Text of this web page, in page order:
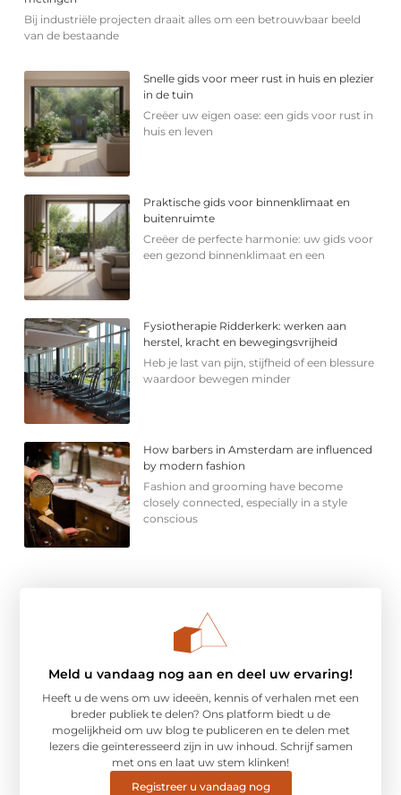
Bij industriële projecten draait alles om een betrouwbaar beeld
van de bestaande
Snelle gids voor meer rust in huis en plezier
in de tuin
Creëer uw eigen oase: een gids voor rust in
huis en leven
Praktische gids voor binnenklimaat en
buitenruimte
Creëer de perfecte harmonie: uw gids voor
een gezond binnenklimaat en een
Fysiotherapie Ridderkerk: werken aan
herstel, kracht en bewegingsvrijheid
Heb je last van pijn, stijfheid of een blessure
waardoor bewegen minder
How barbers in Amsterdam are influenced
by modern fashion
Fashion and grooming have become
closely connected, especially in a style
conscious
Meld u vandaag nog aan en deel uw ervaring!
Heeft u de wens om uw ideeën, kennis of verhalen met een
breder publiek te delen? Ons platform biedt u de
mogelijkheid om uw blog te publiceren en te delen met
lezers die geïnteresseerd zijn in uw inhoud. Schrijf samen
met ons en laat uw stem klinken!
Registreer u vandaag nog